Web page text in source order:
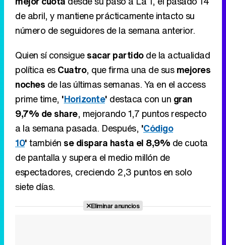
de abril, y mantiene prácticamente intacto su
número de seguidores de la semana anterior.
Quien sí consiguesacar partidode la actualidad
política esCuatro, que firma una de susmejores
noches de las últimas semanas. Ya en el access
prime time, 'Horizonte' destaca con un gran
9,7% de share, mejorando 1,7 puntos respecto
a la semana pasada. Después, 'Código
10'también se dispara hasta el 8,9% de cuota
de pantalla y supera el medio millón de
espectadores, creciendo 2,3 puntos en solo
siete días.
Eliminar anuncios